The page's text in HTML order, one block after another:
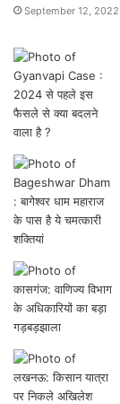
September 12, 2022